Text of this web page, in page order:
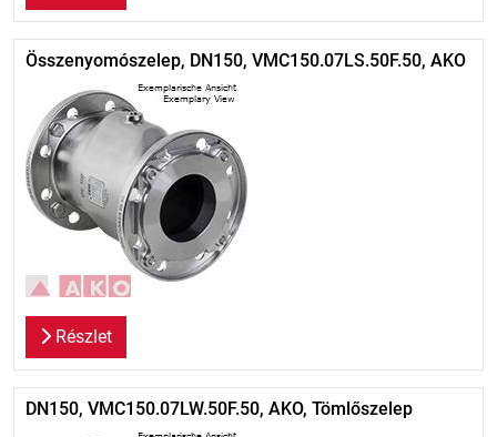
Összenyomószelep, DN150, VMC150.07LS.50F.50, AKO
Részlet
DN150, VMC150.07LW.50F.50, AKO, Tömlőszelep